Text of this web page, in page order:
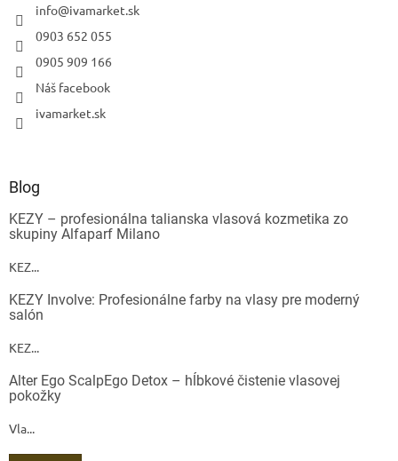
info@ivamarket.sk
0903 652 055
0905 909 166
Náš facebook
ivamarket.sk
Blog
KEZY – profesionálna talianska vlasová kozmetika zo
skupiny Alfaparf Milano
KEZ...
KEZY Involve: Profesionálne farby na vlasy pre moderný
salón
KEZ...
Alter Ego ScalpEgo Detox – hĺbkové čistenie vlasovej
pokožky
Vla...